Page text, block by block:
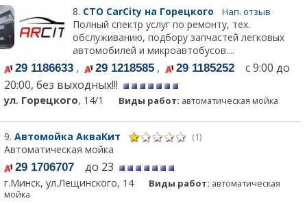
8. СТО CarCity на Горецкого Нап. отзыв
Полный спектр услуг по ремонту, тех.
обслуживанию, подбору запчастей легковых
автомобилей и микроавтобусов....
29 1186633 , 29 1218585 , 29 1185252 с 9:00 до
20:00, без выходных!!!
ул. Горецкого, 14/1 Виды работ: автоматическая мойка
9. Автомойка АкваКит (1)
Автоматическая мойка
29 1706707 до 23
г.Минск, ул.Лещинского, 14 Виды работ: автоматическая
мойка